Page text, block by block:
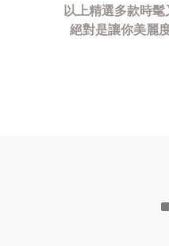
以上精選多款時
絕對是讓你美麗